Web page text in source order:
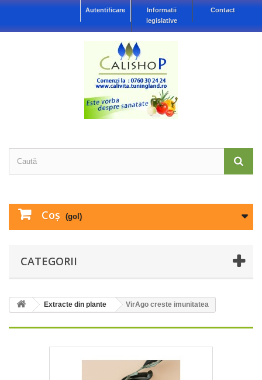
Contact
Informatii
legislative
Autentificare
Coş (gol)
CATEGORII
Extracte din plante VirAgo creste imunitatea